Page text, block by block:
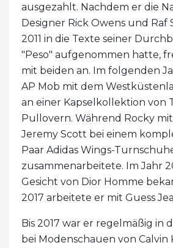
ausgezahlt. Nachdem er die
Designer Rick Owens und Raf
2011 in die Texte seiner
"Peso" aufgenommen hatte,
mit beiden an. Im folgenden
AP Mob mit dem
an einer Kapselkollektion von
Pullovern. Während Rocky
Jeremy Scott bei einem
Paar Adidas Wings-
zusammenarbeitete. Im Jahr
Gesicht von Dior Homme
2017 arbeitete er mit Guess
Bis 2017 war er regelmäßig in
bei Modenschauen von Calvin